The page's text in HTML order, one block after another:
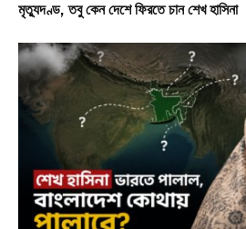
মৃত্যুদণ্ড, তবু কেন দেশে ফিরতে চান শেখ হাসিনা